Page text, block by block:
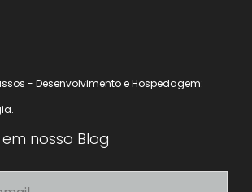
- Desenvolvimento e Hospedagem:
nosso Blog